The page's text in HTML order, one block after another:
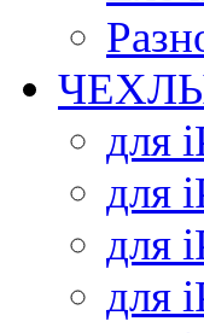
ЧЕХЛЫ
для
для
для
для